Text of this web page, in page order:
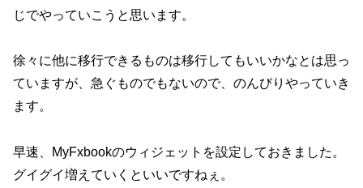
じでやっていこうと思います。
徐々に他に移行できるものは移行してもいいかなとは思っ
ていますが、急ぐものでもないので、のんびりやっていき
ます。
早速、MyFxbookのウィジェットを設定しておきました。
グイグイ増えていくといいですねぇ。